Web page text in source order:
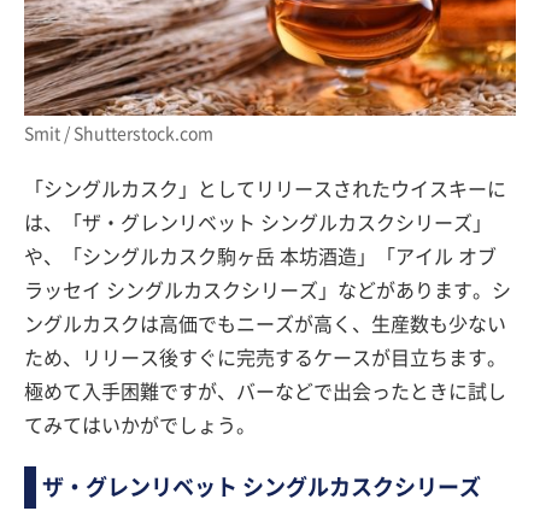
Smit / Shutterstock.com
「シングルカスク」としてリリースされたウイスキーに
は、「ザ・グレンリベット シングルカスクシリーズ」
や、「シングルカスク駒ヶ岳 本坊酒造」「アイル オブ
ラッセイ シングルカスクシリーズ」などがあります。シ
ングルカスクは高価でもニーズが高く、生産数も少ない
ため、リリース後すぐに完売するケースが目立ちます。
極めて入手困難ですが、バーなどで出会ったときに試し
てみてはいかがでしょう。
ザ・グレンリベット シングルカスクシリーズ